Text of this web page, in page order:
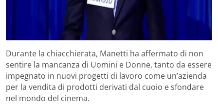
Durante la chiacchierata, Manetti ha affermato di non
sentire la mancanza di Uomini e Donne, tanto da essere
impegnato in nuovi progetti di lavoro come un’azienda
per la vendita di prodotti derivati dal cuoio e sfondare
nel mondo del cinema.